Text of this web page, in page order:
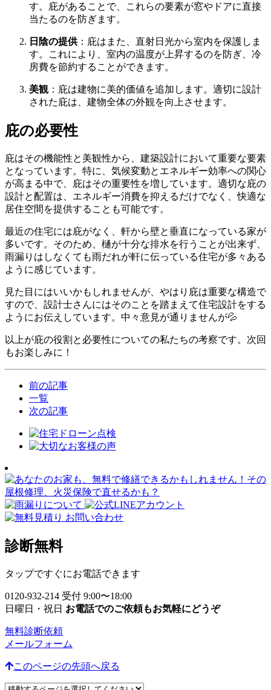
す。庇があることで、これらの要素が窓やドアに直接
当たるのを防ぎます。
日陰の提供：庇はまた、直射日光から室内を保護しま
す。これにより、室内の温度が上昇するのを防ぎ、冷
房費を節約することができます。
美観：庇は建物に美的価値を追加します。適切に設計
された庇は、建物全体の外観を向上させます。
庇の必要性
庇はその機能性と美観性から、建築設計において重要な要素
となっています。特に、気候変動とエネルギー効率への関心
が高まる中で、庇はその重要性を増しています。適切な庇の
設計と配置は、エネルギー消費を抑えるだけでなく、快適な
居住空間を提供することも可能です。
最近の住宅には庇がなく、軒から壁と垂直になっている家が
多いです。そのため、樋が十分な排水を行うことが出来ず、
雨漏りはしなくても雨だれが軒に伝っている住宅が多々ある
ように感じています。
見た目にはいいかもしれませんが、やはり庇は重要な構造で
すので、設計士さんにはそのことを踏まえて住宅設計をする
ようにお伝えしています。中々意見が通りませんが💦
以上が庇の役割と必要性についての私たちの考察です。次回
もお楽しみに！
前の記事
一覧
次の記事
診断無料
タップですぐにお電話できます
0120-932-214 受付 9:00〜18:00
日曜日・祝日 お電話でのご依頼もお気軽にどうぞ
無料診断依頼
メールフォーム
このページの先頭へ戻る